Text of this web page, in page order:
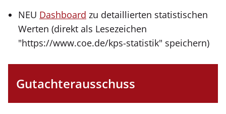
NEU Dashboard zu detaillierten statistischen
Werten (direkt als Lesezeichen
"https://www.coe.de/kps-statistik" speichern)
Gutachterausschuss